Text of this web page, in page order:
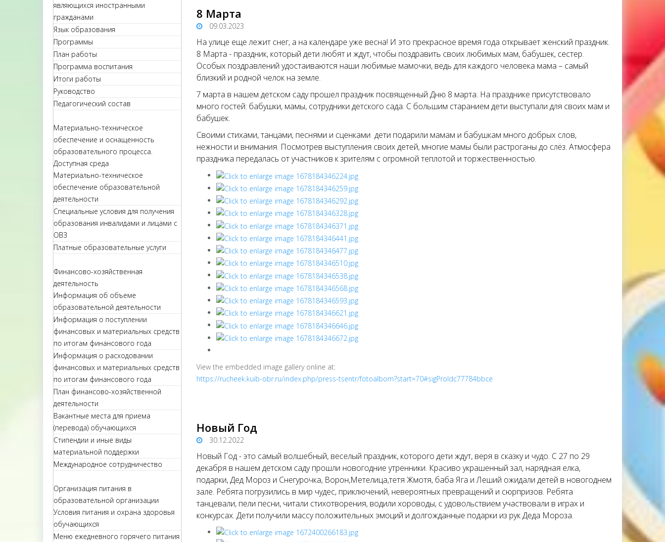
являющихся иностранными
гражданами
Язык образования
Программы
План работы
Программа воспитания
Итоги работы
Руководство
Педагогический состав
Материально-техническое
обеспечение и оснащенность
образовательного процесса.
Доступная среда
Материально-техническое
обеспечение образовательной
деятельности
Специальные условия для получения
образования инвалидами и лицами с
ОВЗ
Платные образовательные услуги
Финансово-хозяйственная
деятельность
Информация об объеме
образовательной деятельности
Информация о поступлении
финансовых и материальных средств
по итогам финансового года
Информация о расходовании
финансовых и материальных средств
по итогам финансового года
План финансово-хозяйственной
деятельности
Вакантные места для приема
(перевода) обучающихся
Стипендии и иные виды
материальной поддержки
Международное сотрудничество
Организация питания в
образовательной организации
Условия питания и охрана здоровья
обучающихся
Меню ежедневного горячего питания
8 Марта
09.03.2023
На улице еще лежит снег, а на календаре уже весна! И это прекрасное время года открывает женский праздник.
8 Марта - праздник, который дети любят и ждут, чтобы поздравить своих любимых мам, бабушек, сестер.
Особых поздравлений удостаиваются наши любимые мамочки, ведь для каждого человека мама – самый
близкий и родной челок на земле.
7 марта в нашем детском саду прошел праздник посвященный Дню 8 марта. На празднике присутствовало
много гостей: бабушки, мамы, сотрудники детского сада. С большим старанием дети выступали для своих мам и
бабушек.
Своими стихами, танцами, песнями и сценками дети подарили мамам и бабушкам много добрых слов,
нежности и внимания. Посмотрев выступления своих детей, многие мамы были растроганы до слёз. Атмосфера
праздника передалась от участников к зрителям с огромной теплотой и торжественностью.
View the embedded image gallery online at:
https://rucheek.kuib-obr.ru/index.php/press-tsentr/fotoalbom?start=70#sigProIdc77784bbce
Новый Год
30.12.2022
Новый Год - это самый волшебный, веселый праздник, которого дети ждут, веря в сказку и чудо. С 27 по 29
декабря в нашем детском саду прошли новогодние утренники. Красиво украшенный зал, нарядная елка,
подарки, Дед Мороз и Снегурочка, Ворон,Метелица,тетя Жмотя, баба Яга и Леший ожидали детей в новогоднем
зале. Ребята погрузились в мир чудес, приключений, невероятных превращений и сюрпризов. Ребята
танцевали, пели песни, читали стихотворения, водили хороводы, с удовольствием участвовали в играх и
конкурсах. Дети получили массу положительных эмоций и долгожданные подарки из рук Деда Мороза.